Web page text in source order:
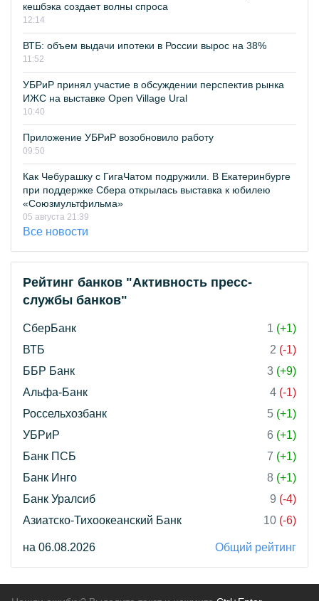
кешбэка создает волны спроса
12:14
ВТБ: объем выдачи ипотеки в России вырос на 38%
11:52
УБРиР принял участие в обсуждении перспектив рынка
ИЖС на выставке Open Village Ural
10:40
Приложение УБРиР возобновило работу
09:50
Как Чебурашку с ГигаЧатом подружили. В Екатеринбурге
при поддержке Сбера открылась выставка к юбилею
«Союзмультфильма»
05 августа 21:39
Все новости
Рейтинг банков "Активность пресс-
службы банков"
СберБанк 1 (+1)
ВТБ
2 (-1)
ББР Банк
3 (+9)
Альфа-Банк
4 (-1)
Россельхозбанк
5 (+1)
УБРиР
6 (+1)
Банк ПСБ
7 (+1)
Банк Инго
8 (+1)
Банк Уралсиб
9 (-4)
Азиатско-Тихоокеанский Банк
10 (-6)
на 06.08.2026 Общий рейтинг